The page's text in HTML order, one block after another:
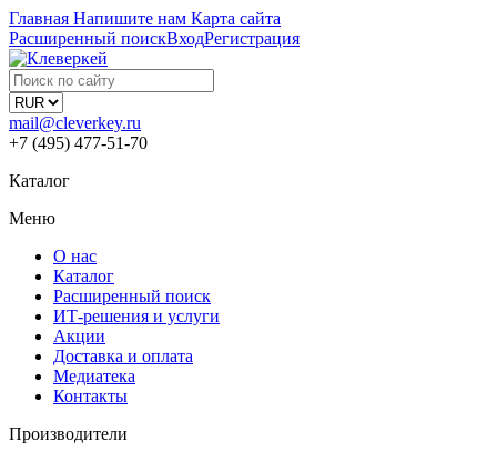
Главная Напишите нам Карта сайта
Расширенный поискВходРегистрация
mail@cleverkey.ru
+7 (495) 477-51-70
Каталог
Меню
О нас
Каталог
Расширенный поиск
ИТ-решения и услуги
Акции
Доставка и оплата
Медиатека
Контакты
Производители